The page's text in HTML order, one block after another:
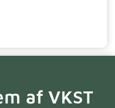
af VKST